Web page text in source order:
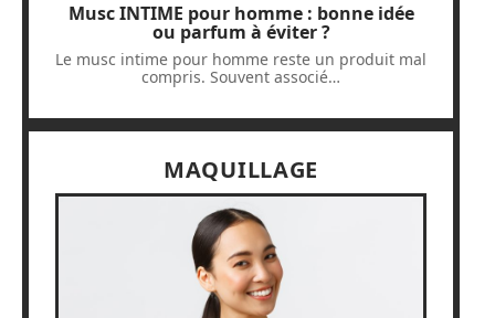
Musc INTIME pour homme : bonne idée
ou parfum à éviter ?
Le musc intime pour homme reste un produit mal
compris. Souvent associé…
MAQUILLAGE